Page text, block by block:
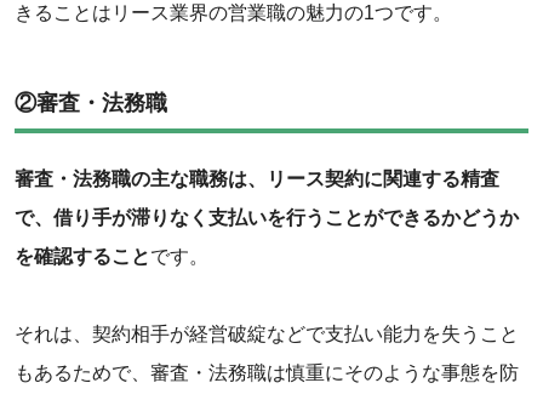
きることはリース業界の営業職の魅力の1つです。
②審査・法務職
審査・法務職の主な職務は、リース契約に関連する精査
で、借り手が滞りなく支払いを行うことができるかどうか
を確認することです。
それは、契約相手が経営破綻などで支払い能力を失うこと
もあるためで、審査・法務職は慎重にそのような事態を防